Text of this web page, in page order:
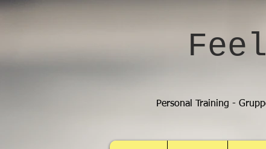
Personal Training -